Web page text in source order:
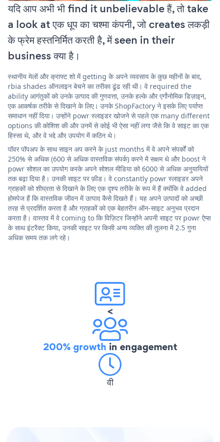
यदि आप अभी भी find it unbelievable हैं, तो take
a look at एक धूप का चश्मा कंपनी, जो creates लकड़ी
के फ्रेम हस्तनिर्मित करती है, में seen in their
business क्या है।
स्थानीय मेलों और क्राफ्ट शो में getting के अपने व्यवसाय के कुछ महीनों के बाद,
rbia shades ऑनलाइन बेचने का तरीका ढूंढ रही थी। वे required the
ability आगंतुकों को उनके उत्पाद की गुणवत्ता, उनके हल्के और एर्गोनोमिक डिज़ाइन,
एक आकर्षक तरीके से दिखाने के लिए। उनके ShopFactory ने इसके लिए पर्याप्त
समाधान नहीं दिया। उन्होंने powr स्लाइडर खोजने से पहले एक many different
options की कोशिश की और उनमें से कोई भी ऐसा नहीं लगा जैसे कि वे साइट का एक
हिस्सा थे, और वे भद्दे और उपयोग में कठिन थे।
पॉवर पॉपअप के साथ साइन अप करने के just months में वे अपने संपर्कों को
250% से अधिक (600 से अधिक वास्तविक संपर्क) करने में सक्षम थे और boost ने
powr सोशल का उपयोग करके अपने सोशल मीडिया को 6000 से अधिक अनुयायियों
तक बढ़ा दिया है। उनकी साइट पर फ़ीड। वे constantly powr स्लाइडर अपने
ग्राहकों को शीघ्रता से दिखाने के लिए एक दृश्य तरीके के रूप में हैं क्योंकि वे added
होमपेज हैं कि वास्तविक जीवन में उत्पाद कैसे दिखते हैं। यह अपने उत्पादों को अच्छी
तरह से प्रदर्शित करता है और ग्राहकों को एक बेहतरीन ऑन-साइट अनुभव प्रदान
करता है। वास्तव में वे coming to कि विज़िटर जिन्होंने अपनी साइट पर powr ऐप्स
के साथ इंटरैक्ट किया, उनकी साइट पर किसी अन्य व्यक्ति की तुलना में 2.5 गुना
अधिक समय तक लगे रहे।
<
200% growth in engagement
वी